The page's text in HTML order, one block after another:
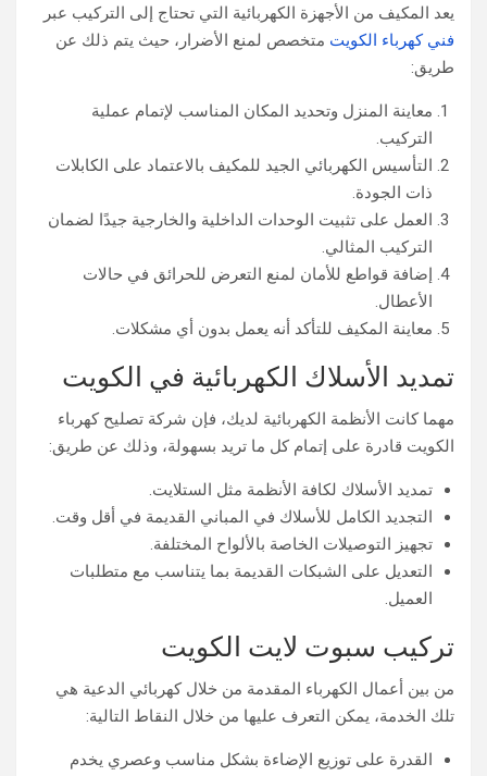
يعد المكيف من الأجهزة الكهربائية التي تحتاج إلى التركيب عبر
فني كهرباء الكويت متخصص لمنع الأضرار، حيث يتم ذلك عن
طريق:
معاينة المنزل وتحديد المكان المناسب لإتمام عملية
التركيب.
التأسيس الكهربائي الجيد للمكيف بالاعتماد على الكابلات
ذات الجودة.
العمل على تثبيت الوحدات الداخلية والخارجية جيدًا لضمان
التركيب المثالي.
إضافة قواطع للأمان لمنع التعرض للحرائق في حالات
الأعطال.
معاينة المكيف للتأكد أنه يعمل بدون أي مشكلات.
تمديد الأسلاك الكهربائية في الكويت
مهما كانت الأنظمة الكهربائية لديك، فإن شركة تصليح كهرباء
الكويت قادرة على إتمام كل ما تريد بسهولة، وذلك عن طريق:
تمديد الأسلاك لكافة الأنظمة مثل الستلايت.
التجديد الكامل للأسلاك في المباني القديمة في أقل وقت.
تجهيز التوصيلات الخاصة بالألواح المختلفة.
التعديل على الشبكات القديمة بما يتناسب مع متطلبات
العميل.
تركيب سبوت لايت الكويت
من بين أعمال الكهرباء المقدمة من خلال كهربائي الدعية هي
تلك الخدمة، يمكن التعرف عليها من خلال النقاط التالية:
القدرة على توزيع الإضاءة بشكل مناسب وعصري يخدم